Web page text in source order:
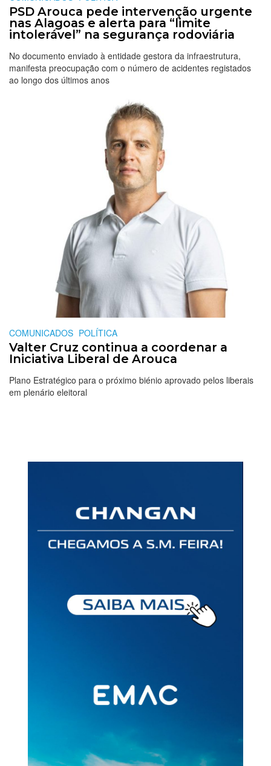
PSD Arouca pede intervenção urgente
nas Alagoas e alerta para “limite
intolerável” na segurança rodoviária
No documento enviado à entidade gestora da infraestrutura,
manifesta preocupação com o número de acidentes registados
ao longo dos últimos anos
COMUNICADOS POLÍTICA
Valter Cruz continua a coordenar a
Iniciativa Liberal de Arouca
Plano Estratégico para o próximo biénio aprovado pelos liberais
em plenário eleitoral